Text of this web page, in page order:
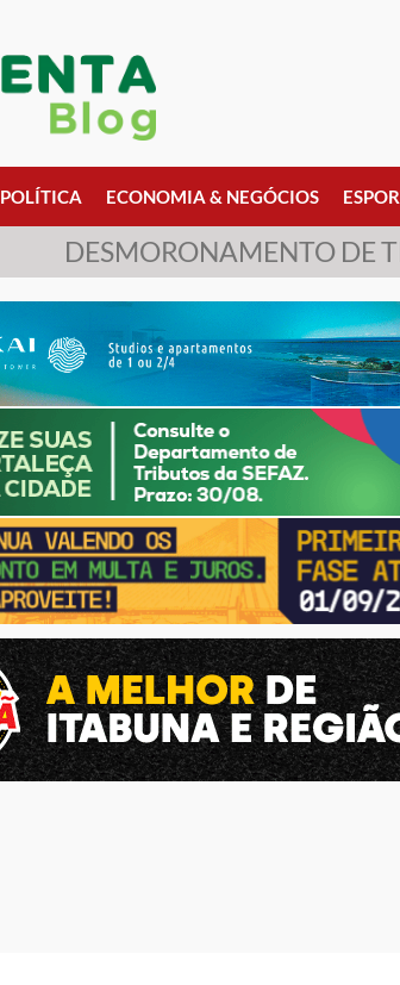
POLÍTICA ECONOMIA & NEGÓCIOS
DESMORONAMENTO DE